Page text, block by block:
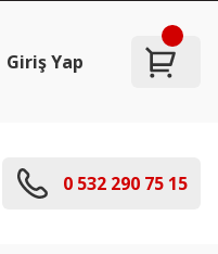
Giriş Yap
0 532 290 75 15